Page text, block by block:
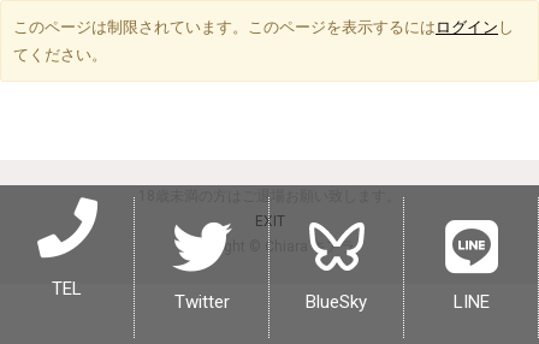
TEL
Twitter BlueSky LINE
このページは制限されています。このページを表示するには ログイン し
てください。
18歳未満の方はご退場お願い致します。
EXIT
copyright © Chiara キアラ